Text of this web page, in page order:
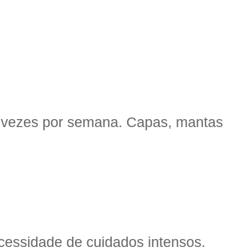
por semana. Capas, mantas
de cuidados intensos.